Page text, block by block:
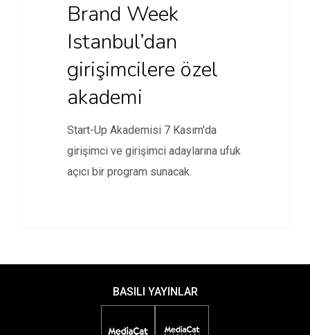
Brand Week
Istanbul’dan
girişimcilere özel
akademi
Start-Up Akademisi 7 Kasım'da
girişimci ve girişimci adaylarına ufuk
açıcı bir program sunacak.
BASILI YAYINLAR